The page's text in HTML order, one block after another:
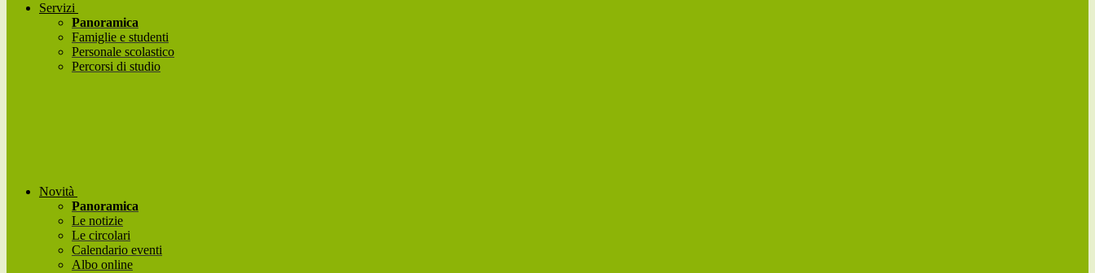
Servizi
Panoramica
Famiglie e studenti
Personale scolastico
Percorsi di studio
Novità
Panoramica
Le notizie
Le circolari
Calendario eventi
Albo online